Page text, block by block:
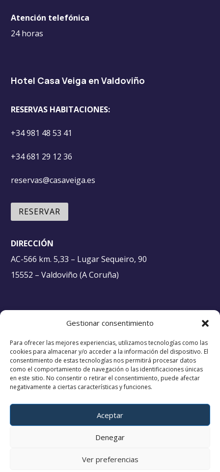
Gestionar consentimiento
Para ofrecer las mejores experiencias, utilizamos tecnologías como las
cookies para almacenar y/o acceder a la información del dispositivo. El
consentimiento de estas tecnologías nos permitirá procesar datos
como el comportamiento de navegación o las identificaciones únicas
en este sitio. No consentir o retirar el consentimiento, puede afectar
negativamente a ciertas características y funciones.
Aceptar
Denegar
Ver preferencias
Atención telefónica
24 horas
Hotel Casa Veiga en Valdoviño
RESERVAS HABITACIONES:
+34 981 48 53 41
+34 681 29 12 36
reservas@casaveiga.es
RESERVAR
DIRECCIÓN
AC-566 km. 5,33 – Lugar Sequeiro, 90
15552 – Valdoviño (A Coruña)
Textos Legales
– Aviso Legal
–Política Privacidad
– Política Cookies